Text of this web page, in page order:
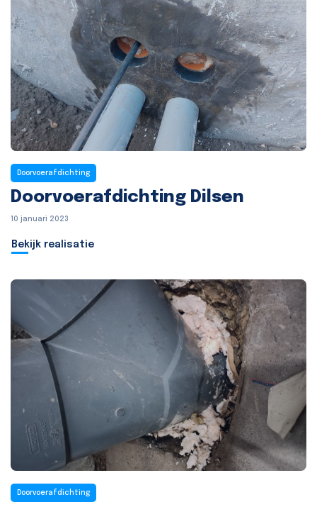
Doorvoerafdichting
Doorvoerafdichting Dilsen
10 januari 2023
Bekijk realisatie
Doorvoerafdichting